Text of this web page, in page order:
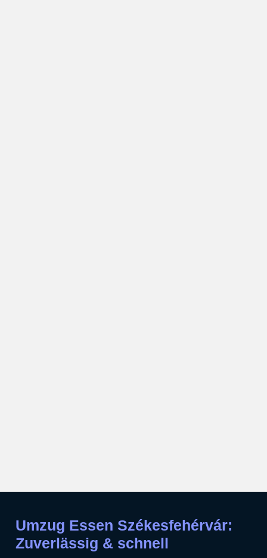
Umzug Essen Székesfehérvár:
Zuverlässig & schnell